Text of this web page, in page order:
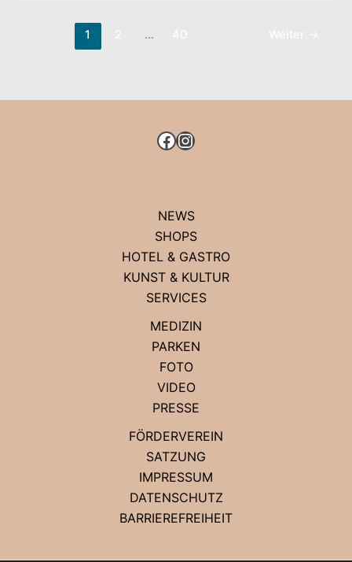
GESTARTET1 …
FACEBOOK
INSTAGRAM
NEWS
SHOPS
HOTEL & GASTRO
KUNST & KULTUR
SERVICES
MEDIZIN
PARKEN
FOTO
VIDEO
PRESSE
FÖRDERVEREIN
SATZUNG
IMPRESSUM
DATENSCHUTZ
BARRIEREFREIHEIT